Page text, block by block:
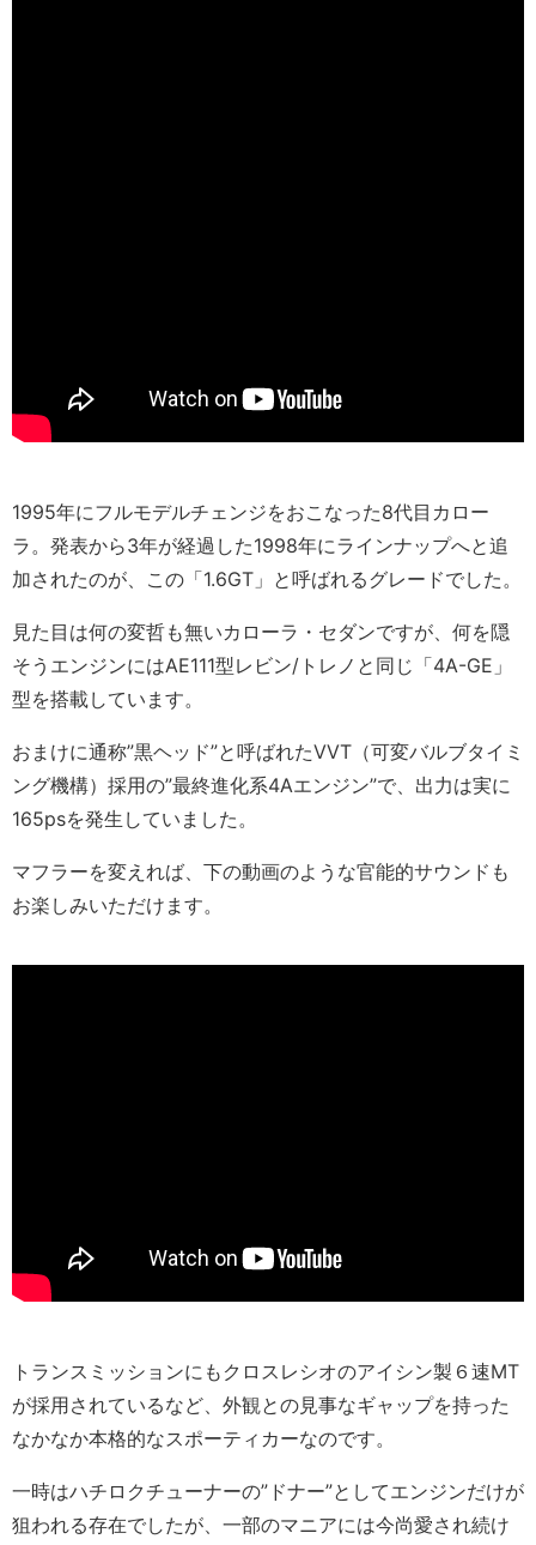
1995年にフルモデルチェンジをおこなった8代目カロー
ラ。発表から3年が経過した1998年にラインナップへと追
加されたのが、この「1.6GT」と呼ばれるグレードでした。
見た目は何の変哲も無いカローラ・セダンですが、何を隠
そうエンジンにはAE111型レビン/トレノと同じ「4A-GE」
型を搭載しています。
おまけに通称”黒ヘッド”と呼ばれたVVT（可変バルブタイミ
ング機構）採用の”最終進化系4Aエンジン”で、出力は実に
165psを発生していました。
マフラーを変えれば、下の動画のような官能的サウンドも
お楽しみいただけます。
トランスミッションにもクロスレシオのアイシン製６速MT
が採用されているなど、外観との見事なギャップを持った
なかなか本格的なスポーティカーなのです。
一時はハチロクチューナーの”ドナー”としてエンジンだけが
狙われる存在でしたが、一部のマニアには今尚愛され続け